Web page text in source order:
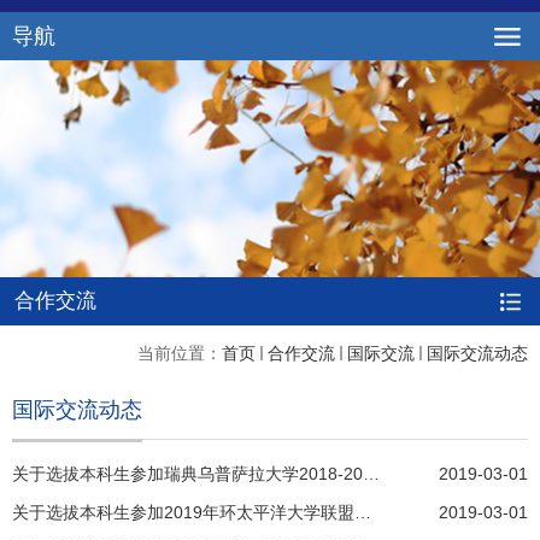
导航
合作交流
当前位置： 首页 合作交流 国际交流 国际交流动态
国际交流动态
关于选拔本科生参加瑞典乌普萨拉大学2018-2019学年暑期课程项目的通知
2019-03-01
关于选拔本科生参加2019年环太平洋大学联盟（APRU）本科生领袖项目的通知
2019-03-01